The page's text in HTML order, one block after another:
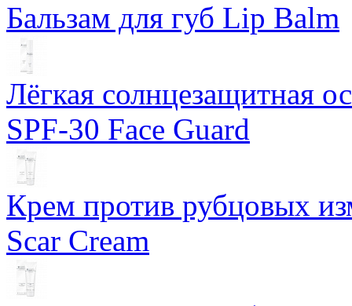
Бальзам для губ Lip Balm
Лёгкая солнцезащитная
SPF-30 Face Guard
Крем против рубцовых
Scar Cream